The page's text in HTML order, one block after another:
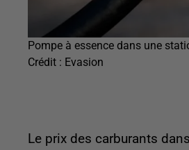
Pompe à essence dans une
Crédit : Evasion
Le prix des carburants